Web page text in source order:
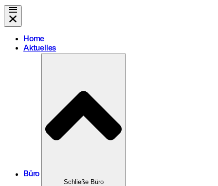
Home
Aktuelles
Büro
Schließe Büro